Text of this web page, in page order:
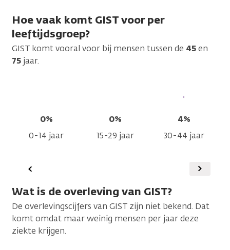
Hoe vaak komt GIST voor per
leeftijdsgroep?
GIST komt vooral voor bij mensen tussen de 45en
75 jaar.
0%
0-14 jaar
0%
15-29 jaar
4%
30-44 jaar
Vorige
Wat is de overleving van GIST?
De overlevingscijfers van GIST zijn niet bekend. Dat
komt omdat maar weinig mensen per jaar deze
ziekte krijgen.